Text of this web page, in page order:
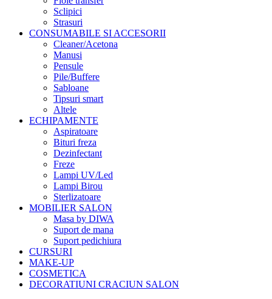
Sclipici
Strasuri
CONSUMABILE SI ACCESORII
Cleaner/Acetona
Manusi
Pensule
Pile/Buffere
Sabloane
Tipsuri smart
Altele
ECHIPAMENTE
Aspiratoare
Bituri freza
Dezinfectant
Freze
Lampi UV/Led
Lampi Birou
Sterlizatoare
MOBILIER SALON
Masa by DIWA
Suport de mana
Suport pedichiura
CURSURI
MAKE-UP
COSMETICA
DECORATIUNI CRACIUN SALON